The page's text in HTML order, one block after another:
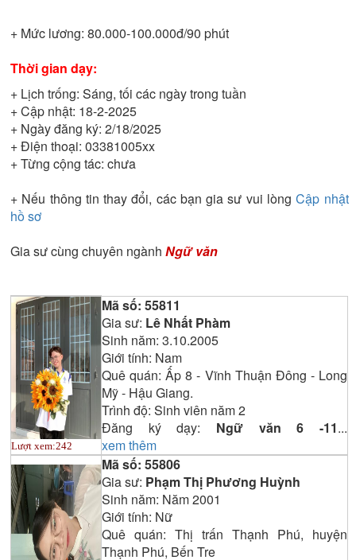
+ Mức lương: 80.000-100.000đ/90 phút
Thời gian dạy:
+ Lịch trống: Sáng, tối các ngày trong tuần
+ Cập nhật: 18-2-2025
+ Ngày đăng ký: 2/18/2025
+ Điện thoại: 03381005xx
+ Từng cộng tác: chưa
+ Nếu thông tin thay đổi, các bạn gia sư vui lòngCập nhật
hồ sơ
Gia sư cùng chuyên ngành Ngữ văn
Lượt xem:242
Mã số: 55811
Gia sư: Lê Nhất Phàm
Sinh năm: 3.10.2005
Giới tính: Nam
Quê quán:Ấp 8 - Vĩnh Thuận Đông - Long
Mỹ - Hậu Giang.
Trình độ: Sinh viên năm 2
Đăng ký dạy: Ngữ văn 6 -11...
xem thêm
Mã số: 55806
Gia sư: Phạm Thị Phương Huỳnh
Sinh năm: Năm 2001
Giới tính: Nữ
Quê quán: Thị trấn Thạnh Phú, huyện
Thạnh Phú, Bến Tre